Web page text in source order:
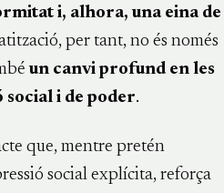
i, alhora, una eina de
per tant, no és només
un canvi profund en les
social i de poder.
que, mentre pretén
social explícita, reforça